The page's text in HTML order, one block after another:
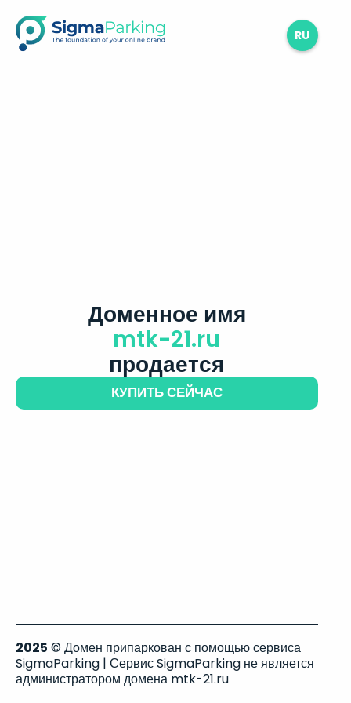
RU
Доменное имя
mtk-21.ru
продается
КУПИТЬ СЕЙЧАС
2025 © Домен припаркован с помощью сервиса
SigmaParking | Сервис SigmaParking не является
администратором домена mtk-21.ru